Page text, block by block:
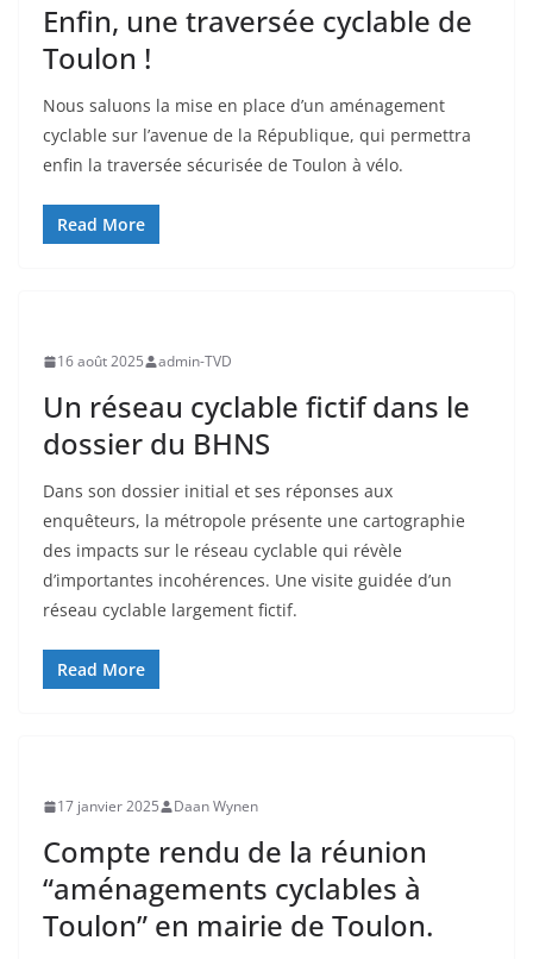
Enfin, une traversée cyclable de
Toulon !
Nous saluons la mise en place d’un aménagement
cyclable sur l’avenue de la République, qui permettra
enfin la traversée sécurisée de Toulon à vélo.
Read More
16 août 2025 admin-TVD
Un réseau cyclable fictif dans le
dossier du BHNS
Dans son dossier initial et ses réponses aux
enquêteurs, la métropole présente une cartographie
des impacts sur le réseau cyclable qui révèle
d’importantes incohérences. Une visite guidée d’un
réseau cyclable largement fictif.
Read More
17 janvier 2025 Daan Wynen
Compte rendu de la réunion
“aménagements cyclables à
Toulon” en mairie de Toulon.